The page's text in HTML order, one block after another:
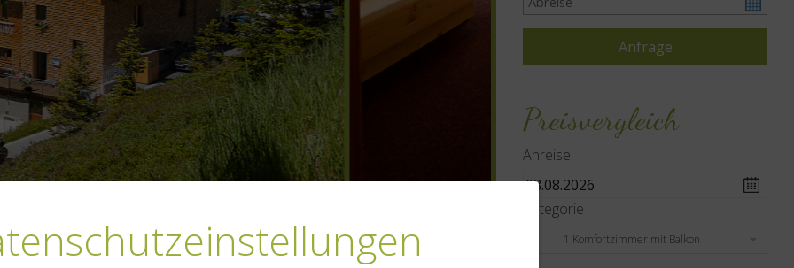
Preisvergleich
Anreise
Kategorie
1 Komfortzimmer mit Balkon